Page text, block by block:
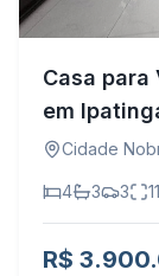
Casa para
em
Cidade
4 3 3
R$